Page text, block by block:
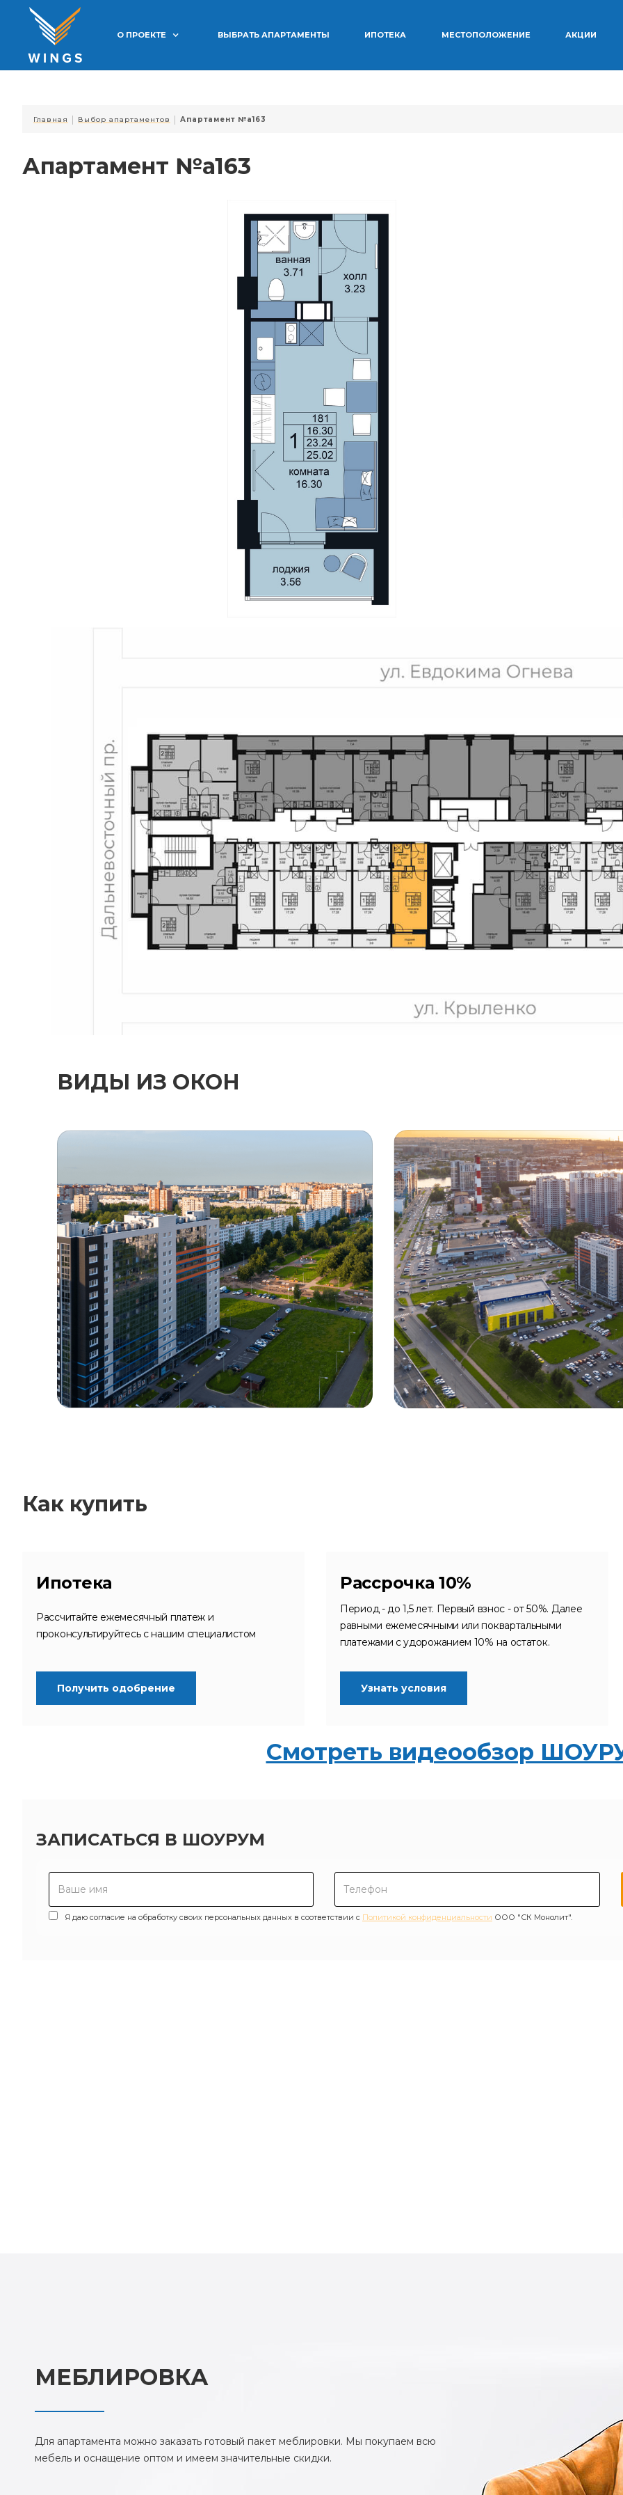
О ПРОЕКТЕ ВЫБРАТЬ АПАРТАМЕНТЫ ИПОТЕКА МЕСТОПОЛОЖЕНИЕ АКЦИИ
Главная | Выбор апартаментов | Апартамент №a163
Апартамент №a163
ВИДЫ ИЗ ОКОН
Как купить
Ипотека
Рассчитайте ежемесячный платеж и
проконсультируйтесь с нашим специалистом
Получить одобрение
Рассрочка 10%
Период - до 1,5 лет. Первый взнос - от 50%. Далее
равными ежемесячными или поквартальными
платежами с удорожанием 10% на остаток.
Узнать условия
Смотреть видеообзор
ЗАПИСАТЬСЯ В ШОУРУМ
Я даю согласие на обработку своих персональных данных в соответствии с Политикой конфиденциальности ООО "СК Монолит".
МЕБЛИРОВКА
Для апартамента можно заказать готовый пакет меблировки. Мы покупаем всю
мебель и оснащение оптом и имеем значительные скидки.